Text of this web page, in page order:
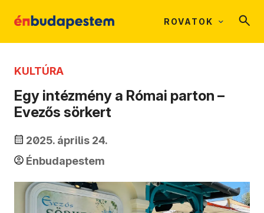
ROVATOK
KULTÚRA
Egy intézmény a Római parton –
Evezős sörkert
2025. április 24.
Énbudapestem